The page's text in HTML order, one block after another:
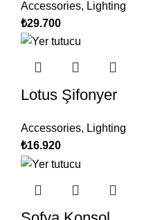
Accessories, Lighting
₺29.700
Lotus Şifonyer
Accessories, Lighting
₺16.920